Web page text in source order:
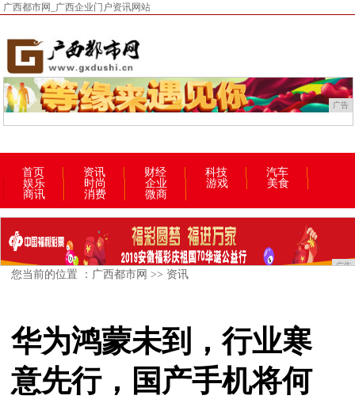
广西都市网_广西企业门户资讯网站
广告
首页 资讯 财经 科技
汽车
娱乐
时尚 企业 游戏
美食
商讯
消费 微商
广告
您当前的位置 ： 广西都市网 >> 资讯
华为鸿蒙未到，行业寒
意先行，国产手机将何